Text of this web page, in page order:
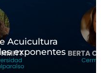
Acuicultura
exponentes